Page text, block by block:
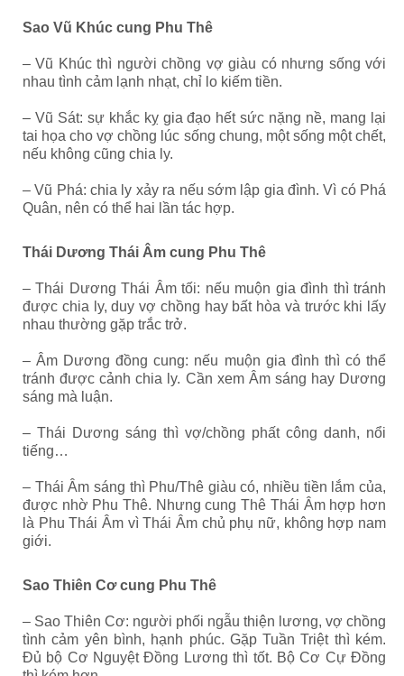
Sao Vũ Khúc cung Phu Thê
– Vũ Khúc thì người chồng vợ giàu có nhưng sống với
nhau tình cảm lạnh nhạt, chỉ lo kiếm tiền.
– Vũ Sát: sự khắc kỵ gia đạo hết sức nặng nề, mang lại
tai họa cho vợ chồng lúc sống chung, một sống một chết,
nếu không cũng chia ly.
– Vũ Phá: chia ly xảy ra nếu sớm lập gia đình. Vì có Phá
Quân, nên có thể hai lần tác hợp.
Thái Dương Thái Âm cung Phu Thê
– Thái Dương Thái Âm tối: nếu muộn gia đình thì tránh
được chia ly, duy vợ chồng hay bất hòa và trước khi lấy
nhau thường gặp trắc trở.
– Âm Dương đồng cung: nếu muộn gia đình thì có thể
tránh được cảnh chia ly. Cần xem Âm sáng hay Dương
sáng mà luận.
– Thái Dương sáng thì vợ/chồng phất công danh, nổi
tiếng…
– Thái Âm sáng thì Phu/Thê giàu có, nhiều tiền lắm của,
được nhờ Phu Thê. Nhưng cung Thê Thái Âm hợp hơn
là Phu Thái Âm vì Thái Âm chủ phụ nữ, không hợp nam
giới.
Sao Thiên Cơ cung Phu Thê
– Sao Thiên Cơ: người phối ngẫu thiện lương, vợ chồng
tình cảm yên bình, hạnh phúc. Gặp Tuần Triệt thì kém.
Đủ bộ Cơ Nguyệt Đồng Lương thì tốt. Bộ Cơ Cự Đồng